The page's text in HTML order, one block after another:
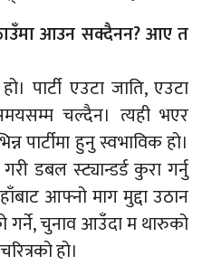
आउन सक्दैनन? आए त
पार्टी एउटा जाति, एउटा
चल्दैन। त्यही भएर
पार्टीमा हुनु स्वभाविक हो।
डबल स्ट्यान्डर्ड कुरा गर्नु
आफ्नो माग मुद्दा उठान
गर्ने, चुनाव आउँदा म थारुको
हो।